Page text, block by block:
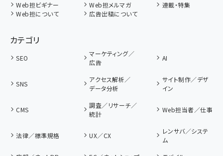
Web担ビギナー Web担メルマガ
連載・特集
Web担について
広告出稿について
カテゴリ
SEO
マーケティング／
広告
AI
SNS
アクセス解析／
データ分析
サイト制作／デザ
イン
CMS
調査／リサーチ／
統計
Web担当者／仕事
法律／標準規格 UX／CX
レンサバ／システ
ム